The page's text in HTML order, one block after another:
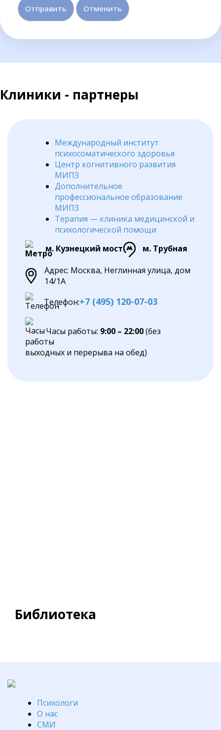
Отменить
Клиники - партнеры
Международный институт
психосоматического здоровья
Центр когнитивного развития
МИПЗ
Дополнительное
профессиональное образование
МИПЗ
Терапия — клиника медицинской и
психологической помощи
м. Кузнецкий мост
м. Трубная
Адрес: Москва, Неглинная улица, дом
14/1А
Телефон:+7 (495) 120-07-03
Часы работы: 9:00 – 22:00(без
выходных и перерыва на обед)
Библиотека
Психологи
О нас
СМИ